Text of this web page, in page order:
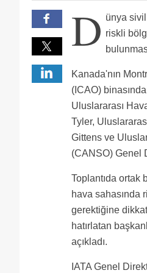
D ünya sivil
riskli
Kanada'nın
(ICAO)
Uluslararası
Tyler,
Gittens ve
(CANSO) Genel
Toplantıda ortak
hava sahasında
gerektiğine
hatırlatan
açıkladı.
IATA Genel